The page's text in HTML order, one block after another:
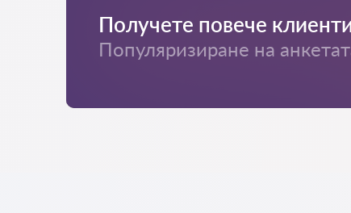
Получете повече
Популяризиране на